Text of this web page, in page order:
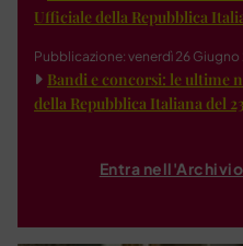
Ufficiale della Repubblica
Pubblicazione: venerdì 26
Bandi e concorsi: le ultime
della Repubblica Italiana del
Entra